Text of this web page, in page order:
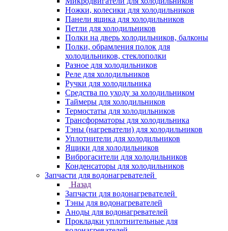
Ножки, колесики для холодильников
Панели ящика для холодильников
Петли для холодильников
Полки на дверь холодильников, балконы
Полки, обрамления полок для
холодильников, стеклополки
Разное для холодильников
Реле для холодильников
Ручки для холодильника
Средства по уходу за холодильником
Таймеры для холодильников
Термостаты для холодильников
Трансформаторы для холодильника
Тэны (нагреватели) для холодильников
Уплотнители для холодильников
Ящики для холодильников
Виброгасители для холодильников
Конденсаторы для холодильников
Запчасти для водонагревателей
Назад
Запчасти для водонагревателей
Тэны для водонагревателей
Аноды для водонагревателей
Прокладки уплотнительные для